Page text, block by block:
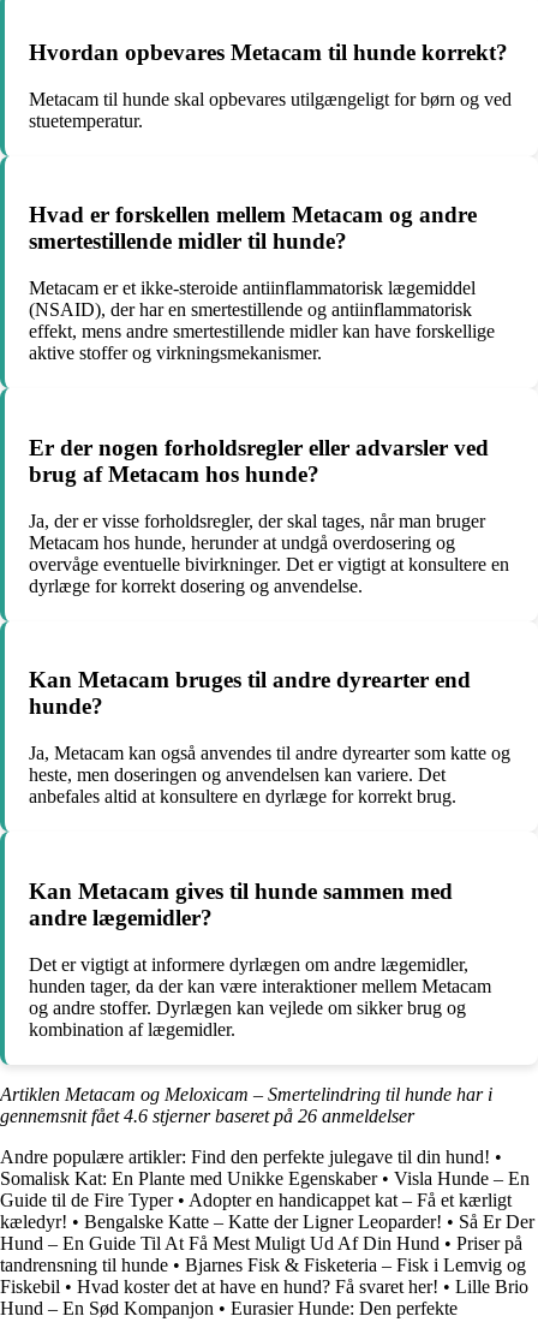
Hvordan opbevares Metacam til hunde korrekt?
Metacam til hunde skal opbevares utilgængeligt for børn og ved
stuetemperatur.
Hvad er forskellen mellem Metacam og andre
smertestillende midler til hunde?
Metacam er et ikke-steroide antiinflammatorisk lægemiddel
(NSAID), der har en smertestillende og antiinflammatorisk
effekt, mens andre smertestillende midler kan have forskellige
aktive stoffer og virkningsmekanismer.
Er der nogen forholdsregler eller advarsler ved
brug af Metacam hos hunde?
Ja, der er visse forholdsregler, der skal tages, når man bruger
Metacam hos hunde, herunder at undgå overdosering og
overvåge eventuelle bivirkninger. Det er vigtigt at konsultere en
dyrlæge for korrekt dosering og anvendelse.
Kan Metacam bruges til andre dyrearter end
hunde?
Ja, Metacam kan også anvendes til andre dyrearter som katte og
heste, men doseringen og anvendelsen kan variere. Det
anbefales altid at konsultere en dyrlæge for korrekt brug.
Kan Metacam gives til hunde sammen med
andre lægemidler?
Det er vigtigt at informere dyrlægen om andre lægemidler,
hunden tager, da der kan være interaktioner mellem Metacam
og andre stoffer. Dyrlægen kan vejlede om sikker brug og
kombination af lægemidler.
Artiklen Metacam og Meloxicam – Smertelindring til hunde har i
gennemsnit fået4.6 stjerner baseret på 26 anmeldelser
Andre populære artikler: Find den perfekte julegave til din hund! •
Somalisk Kat: En Plante med Unikke Egenskaber• Visla Hunde – En
Guide til de Fire Typer• Adopter en handicappet kat – Få et kærligt
kæledyr! • Bengalske Katte – Katte der Ligner Leoparder! • Så Er Der
Hund – En Guide Til At Få Mest Muligt Ud Af Din Hund • Priser på
tandrensning til hunde • Bjarnes Fisk & Fisketeria – Fisk i Lemvig og
Fiskebil • Hvad koster det at have en hund? Få svaret her! • Lille Brio
Hund – En Sød Kompanjon • Eurasier Hunde: Den perfekte